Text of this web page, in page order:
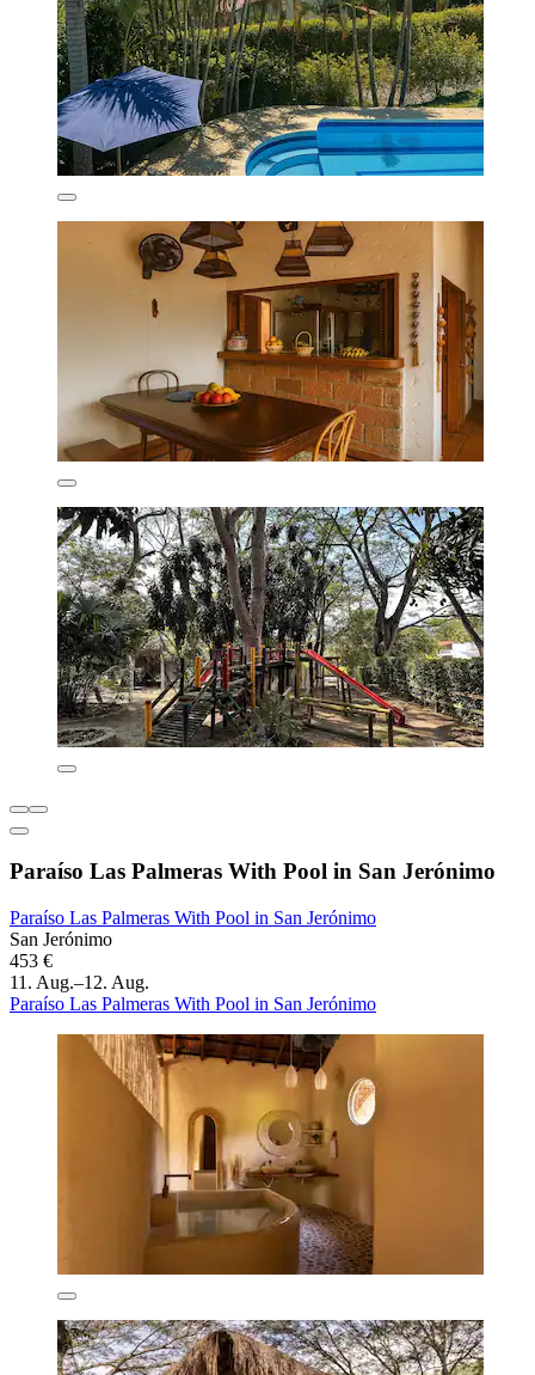
Paraíso Las Palmeras With Pool in San Jerónimo
Paraíso Las Palmeras With Pool in San Jerónimo
San Jerónimo
453 €
11. Aug.–12. Aug.
Paraíso Las Palmeras With Pool in San Jerónimo